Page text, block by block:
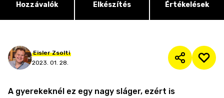
Hozzávalók Elkészítés Értékelések
Eisler Zsolti
2023. 01. 28.
A gyerekeknél ez egy nagy sláger, ezért is